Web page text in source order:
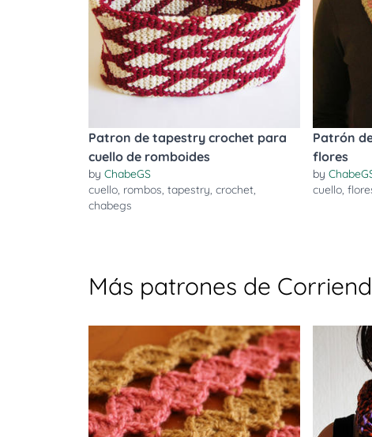
Patron de tapestry crochet para
cuello de romboides
by ChabeGS
cuello, rombos, tapestry, crochet,
chabegs
Patrón
flores
by
cuello,
Más patrones de